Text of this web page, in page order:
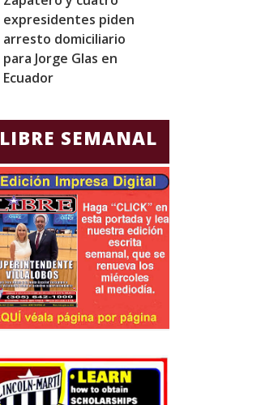
expresidentes piden
arresto domiciliario
para Jorge Glas en
Ecuador
LIBRE SEMANAL